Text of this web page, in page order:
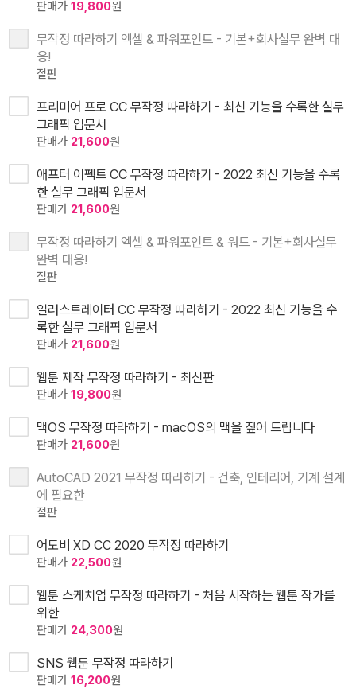
판매가 19,800원
무작정 따라하기 엑셀 & 파워포인트 - 기본+회사실무 완벽 대
응!
절판
프리미어 프로 CC 무작정 따라하기 - 최신 기능을 수록한 실무
그래픽 입문서
판매가 21,600원
애프터 이펙트 CC 무작정 따라하기 - 2022 최신 기능을 수록
한 실무 그래픽 입문서
판매가 21,600원
무작정 따라하기 엑셀 & 파워포인트 & 워드 - 기본+회사실무
완벽 대응!
절판
일러스트레이터 CC 무작정 따라하기 - 2022 최신 기능을 수
록한 실무 그래픽 입문서
판매가 21,600원
웹툰 제작 무작정 따라하기 - 최신판
판매가 19,800원
맥OS 무작정 따라하기 - macOS의 맥을 짚어 드립니다
판매가 21,600원
AutoCAD 2021 무작정 따라하기 - 건축, 인테리어, 기계 설계
에 필요한
절판
어도비 XD CC 2020 무작정 따라하기
판매가 22,500원
웹툰 스케치업 무작정 따라하기 - 처음 시작하는 웹툰 작가를
위한
판매가 24,300원
SNS 웹툰 무작정 따라하기
판매가 16,200원